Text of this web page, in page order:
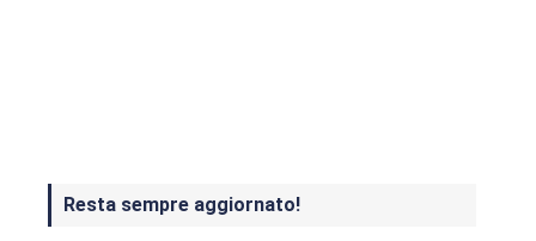
Resta sempre aggiornato!